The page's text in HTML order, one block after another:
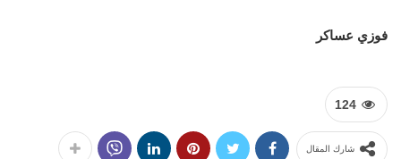
فوزي عساكر
124
شارك المقال